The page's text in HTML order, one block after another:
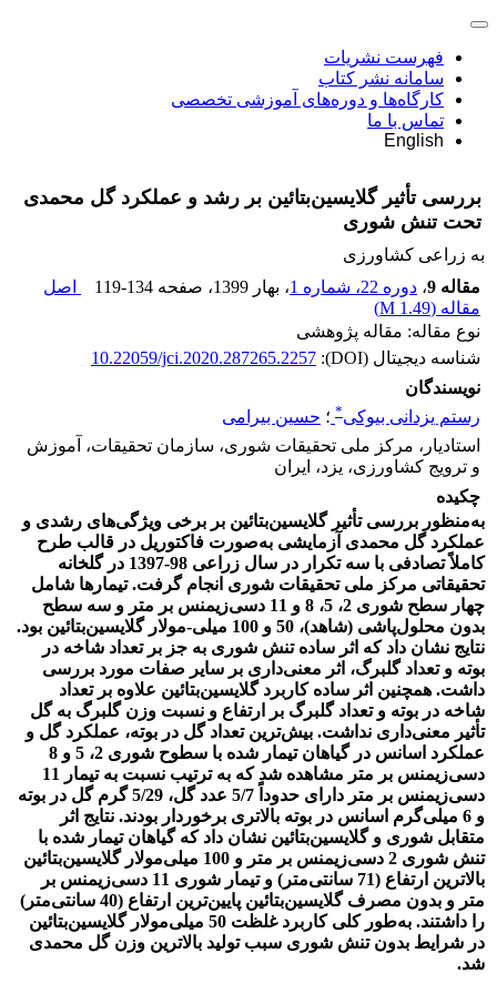
فهرست نشریات
سامانه نشر کتاب
کارگاه‌ها و دوره‌های آموزشی تخصصی
تماس با ما
English
بررسی تأثیر گلایسین‌بتائین بر ‌‌رشد و عملکرد گل محمدی
تحت تنش شوری
به زراعی کشاورزی
مقاله 9
، دوره 22، شماره 1 ، بهار 1399 ، صفحه 119-134
اصل
مقاله (1.49 M
)
نوع مقاله: مقاله پژوهشی
شناسه دیجیتال (DOI):
10.22059/jci.2020.287265.2257
نویسندگان
رستم یزدانی بیوکی* ؛ حسین بیرامی
استادیار، مرکز ملی تحقیقات شوری، سازمان تحقیقات، آموزش
و ترویج کشاورزی، یزد، ایران
چکیده
به‌منظور بررسی تأثیر گلایسین‌بتائین بر برخی ویژگی‌‌های رشدی و
عملکرد گل محمدی آزمایشی به‌صورت فاکتوریل در قالب طرح
کاملاً تصادفی با سه تکرار در سال زراعی 98-1397 در گلخانه
تحقیقاتی مرکز ملی تحقیقات شوری انجام گرفت. تیمارها شامل
چهار سطح شوری 2، 5، 8 و 11 دسی‌زیمنس بر متر و سه سطح
بدون محلول‌پاشی (شاهد)، 50 و 100 میلی-مولار گلایسین‌بتائین بود.
نتایج نشان داد که اثر ساده تنش شوری به جز بر تعداد شاخه در
بوته و تعداد گلبرگ، اثر معنی‌‌داری بر سایر صفات مورد بررسی
داشت. همچنین اثر ساده کاربرد گلایسین‌بتائین علاوه بر تعداد
شاخه در بوته و تعداد گلبرگ بر ارتفاع و نسبت وزن گلبرگ به گل
تأثیر معنی‌داری نداشت. بیش‌‌ترین تعداد گل در بوته، عملکرد گل و
عملکرد اسانس در گیاهان تیمار شده با سطوح شوری 2، 5 و 8
دسی‌زیمنس بر متر مشاهده شد که به ترتیب نسبت به تیمار 11
دسی‌زیمنس بر متر دارای حدوداً 5/7 عدد گل، 5/29 گرم گل در بوته
و 6 میلی‌‌گرم اسانس در بوته بالاتری برخوردار بودند. نتایج اثر
متقابل شوری و گلایسین‌بتائین نشان داد که گیاهان تیمار شده با
تنش شوری 2 دسی‌زیمنس بر متر و 100 میلی‌‌مولار گلایسین‌بتائین
بالاترین ارتفاع (71 سانتی‌‌متر) و تیمار شوری 11 دسی‌زیمنس بر
متر و بدون مصرف گلایسین‌بتائین پایین‌‌ترین ارتفاع (40 سانتی‌‌متر)
را داشتند. به‌طور کلی کاربرد غلظت 50 میلی‌‌مولار گلایسین‌بتائین
در شرایط بدون تنش شوری سبب تولید بالاترین وزن گل محمدی
شد.